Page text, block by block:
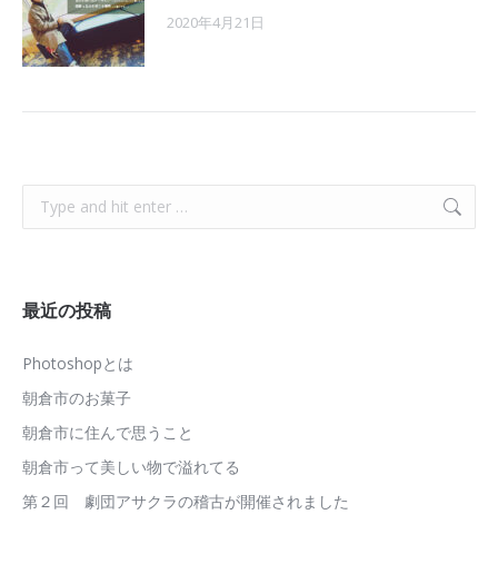
2020年4月21日
Search:
最近の投稿
Photoshopとは
朝倉市のお菓子
朝倉市に住んで思うこと
朝倉市って美しい物で溢れてる
第２回 劇団アサクラの稽古が開催されました